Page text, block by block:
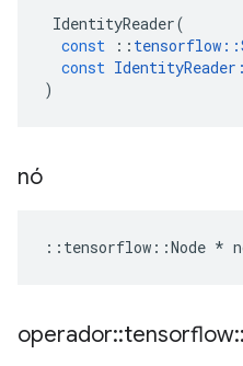
IdentityReader(
const
:: tensorflow ::
const IdentityReader
)
nó
:: tensorflow ::Node *
operador::tensorflow::